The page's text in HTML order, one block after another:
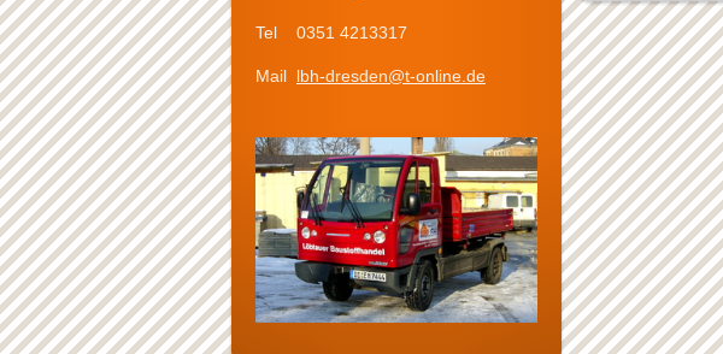
Tel 0351 4213317
Mail lbh-dresden@t-online.de